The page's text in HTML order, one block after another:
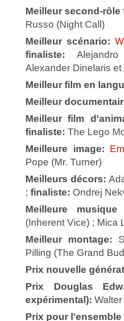
Meilleur second-rôle
Russo (Night Call)
Meilleur scénario:
finaliste:
Alexander Dinelaris
Meilleur film en
Meilleur
Meilleur film
finaliste: The Lego
Meilleure image:
Pope (Mr. Turner)
Meilleurs décors:
; finaliste: Ondrej
Meilleure
(Inherent Vice) ; Mica
Meilleur montage:
Pilling (The Grand
Prix nouvelle
Prix Douglas
expérimental):
Prix pour l'ensemble